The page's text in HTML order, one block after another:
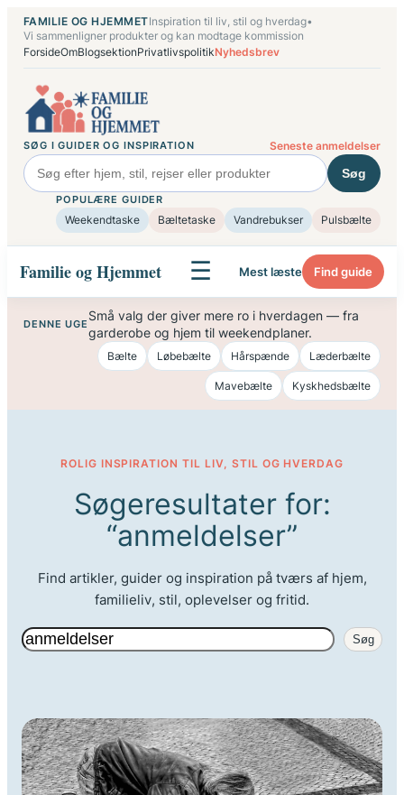
Spring
indhold
FAMILIE OG HJEMMETInspiration til liv, stil og hverdag•
Vi sammenligner produkter og kan modtage kommission
ForsideOmBlogsektionPrivatlivspolitikNyhedsbrev
SØG I GUIDER OG INSPIRATION Seneste anmeldelser
Søg
POPULÆRE GUIDER
Weekendtaske Bæltetaske Vandrebukser Pulsbælte
Familie og Hjemmet ☰ Mest læste Find guide
DENNE UGE
Små valg der giver mere ro i hverdagen — fra
garderobe og hjem til weekendplaner.
Bælte Løbebælte Hårspænde Læderbælte
Mavebælte Kyskhedsbælte
ROLIG INSPIRATION TIL LIV, STIL OG HVERDAG
Søgeresultater for:
“anmeldelser”
Find artikler, guider og inspiration på tværs af hjem,
familieliv, stil, oplevelser og fritid.
Søg Søg